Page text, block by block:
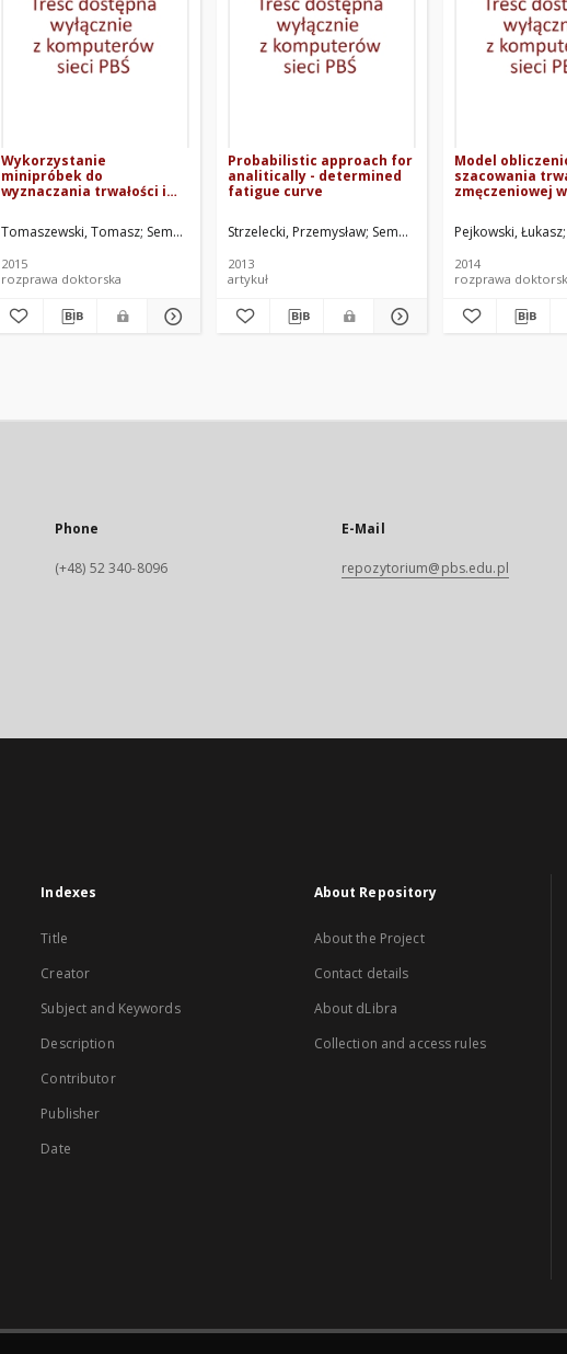
Wykorzystanie
minipróbek do
wyznaczania trwałości i
zmęczeniowej
Tomaszewski, Tomasz Sempruch, Janusz. Promotor
2015
rozprawa doktorska
Probabilistic approach for
analitically - determined
fatigue curve
Strzelecki, Przemysław Sempruch, Janusz
2013
artykuł
Model
szacowania
zmęczeniowej w
Pejkowski, Łukasz
2014
rozprawa
Phone
(+48) 52 340-8096
E-Mail
repozytorium@pbs.edu.pl
Indexes
Title
Creator
Subject and Keywords
Description
Contributor
Publisher
Date
About Repository
About the Project
Contact details
About dLibra
Collection and access rules